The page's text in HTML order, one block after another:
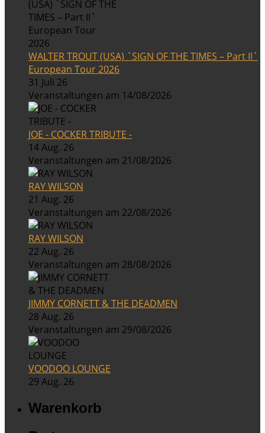
WALTER TROUT (USA) `SIGN OF THE TIMES – Part II`
European Tour 2026
31 Juli 26
Veranstaltungen am 14/08/2026
JOE - COCKER TRIBUTE -
14 Aug. 26
Veranstaltungen am 21/08/2026
RAY WILSON
21 Aug. 26
Veranstaltungen am 22/08/2026
RAY WILSON
22 Aug. 26
Veranstaltungen am 28/08/2026
JIMMY CORNETT & THE DEADMEN
28 Aug. 26
Veranstaltungen am 29/08/2026
VOODOO LOUNGE
29 Aug. 26
Warenkorb